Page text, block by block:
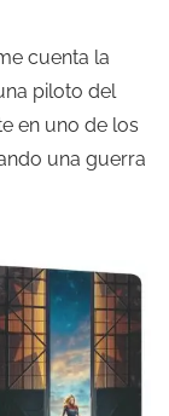
cuenta la
piloto del
en uno de los
una guerra